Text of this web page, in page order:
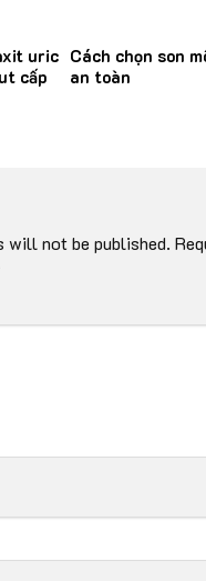
uric
cấp
Cách chọn son
an toàn
will not be published.